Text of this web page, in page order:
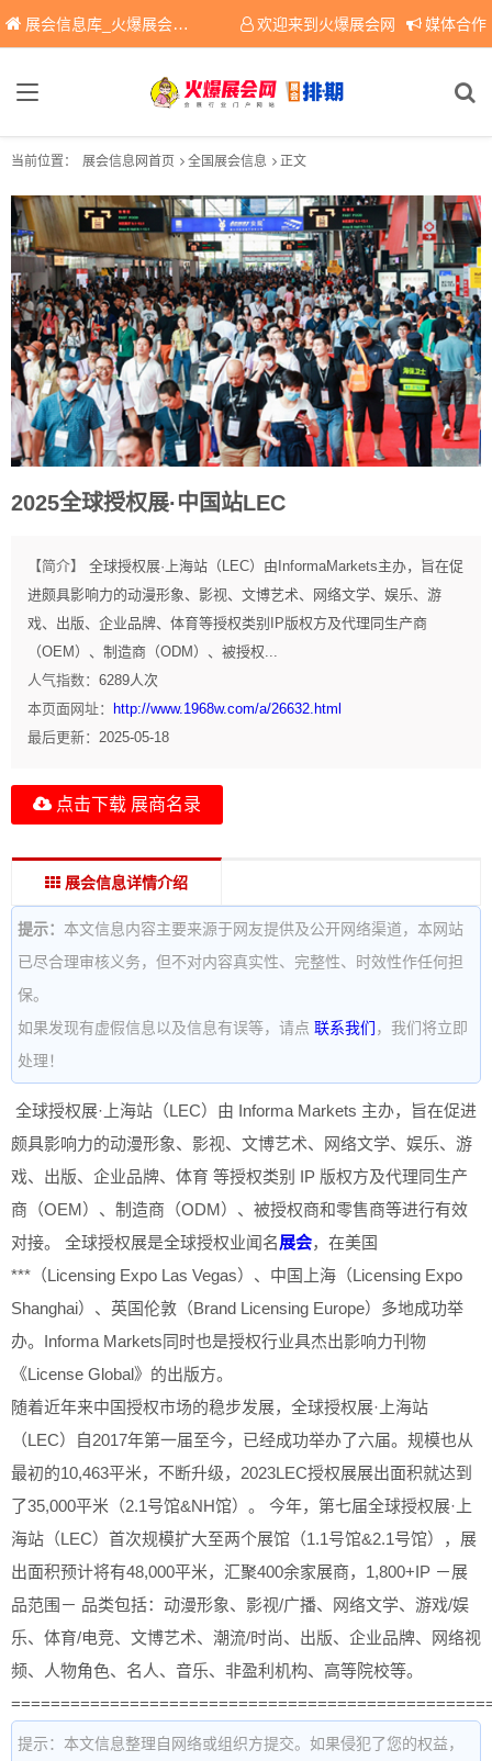
展会信息库_火爆展会网免费展会信息查询平台，提供专业会展服务！ 欢迎来到火爆展会网 媒体合作
当前位置： 展会信息网首页 全国展会信息 正文
2025全球授权展·中国站LEC
【简介】
全球授权展·上海站（LEC）由InformaMarkets主办，旨在促
进颇具影响力的动漫形象、影视、文博艺术、网络文学、娱乐、游
戏、出版、企业品牌、体育等授权类别IP版权方及代理同生产商
（OEM）、制造商（ODM）、被授权...
人气指数： 6289人次
本页面网址：
http://www.1968w.com/a/26632.html
最后更新： 2025-05-18
点击下载 展商名录
展会信息详情介绍
提示： 本文信息内容主要来源于网友提供及公开网络渠道，本网站
已尽合理审核义务，但不对内容真实性、完整性、时效性作任何担
保。
如果发现有虚假信息以及信息有误等，请点 联系我们 ，我们将立即
处理！
全球授权展·上海站（LEC）由 Informa Markets 主办，旨在促进
颇具影响力的动漫形象、影视、文博艺术、网络文学、娱乐、游
戏、出版、企业品牌、体育 等授权类别 IP 版权方及代理同生产
商（OEM）、制造商（ODM）、被授权商和零售商等进行有效
对接。 全球授权展是全球授权业闻名展会，在美国
***（Licensing Expo Las Vegas）、中国上海（Licensing Expo
Shanghai）、英国伦敦（Brand Licensing Europe）多地成功举
办。Informa Markets同时也是授权行业具杰出影响力刊物
《License Global》的出版方。
随着近年来中国授权市场的稳步发展，全球授权展·上海站
（LEC）自2017年第一届至今，已经成功举办了六届。规模也从
最初的10,463平米，不断升级，2023LEC授权展展出面积就达到
了35,000平米（2.1号馆&NH馆）。 今年，第七届全球授权展·上
海站（LEC）首次规模扩大至两个展馆（1.1号馆&2.1号馆），展
出面积预计将有48,000平米，汇聚400余家展商，1,800+IP －展
品范围－ 品类包括：动漫形象、影视/广播、网络文学、游戏/娱
乐、体育/电竞、文博艺术、潮流/时尚、出版、企业品牌、网络视
频、人物角色、名人、音乐、非盈利机构、高等院校等。
提示：本文信息整理自网络或组织方提交。如果侵犯了您的权益，